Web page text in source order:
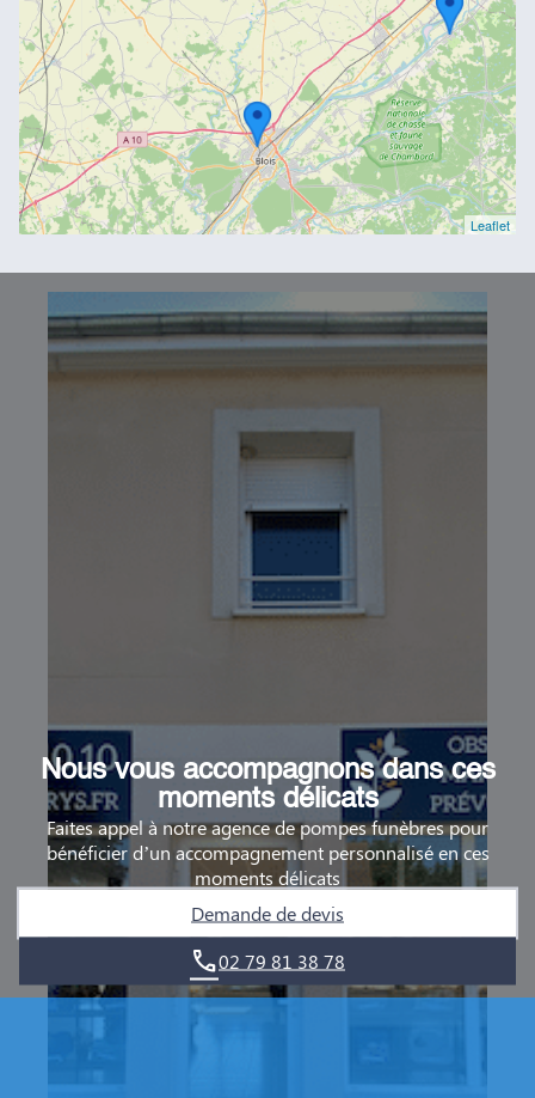
Leaflet
Nous vous accompagnons dans ces
moments délicats
Faites appel à notre agence de pompes funèbres pour
bénéficier d’un accompagnement personnalisé en ces
moments délicats
Demande de devis
02 79 81 38 78